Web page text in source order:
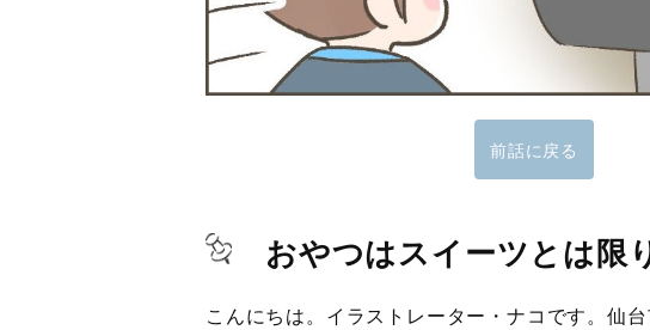
前話に戻る
おやつはスイーツとは限
こんにちは。イラストレーター・ナコです。仙